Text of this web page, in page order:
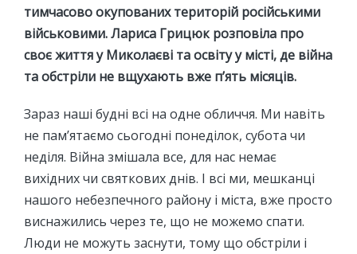
тимчасово окупованих територій російськими
військовими. Лариса Грицюк розповіла про
своє життя у Миколаєві та освіту у місті, де війна
та обстріли не вщухають вже п’ять місяців.
Зараз наші будні всі на одне обличчя. Ми навіть
не пам’ятаємо сьогодні понеділок, субота чи
неділя. Війна змішала все, для нас немає
вихідних чи святкових днів. І всі ми, мешканці
нашого небезпечного району і міста, вже просто
виснажились через те, що не можемо спати.
Люди не можуть заснути, тому що обстріли і